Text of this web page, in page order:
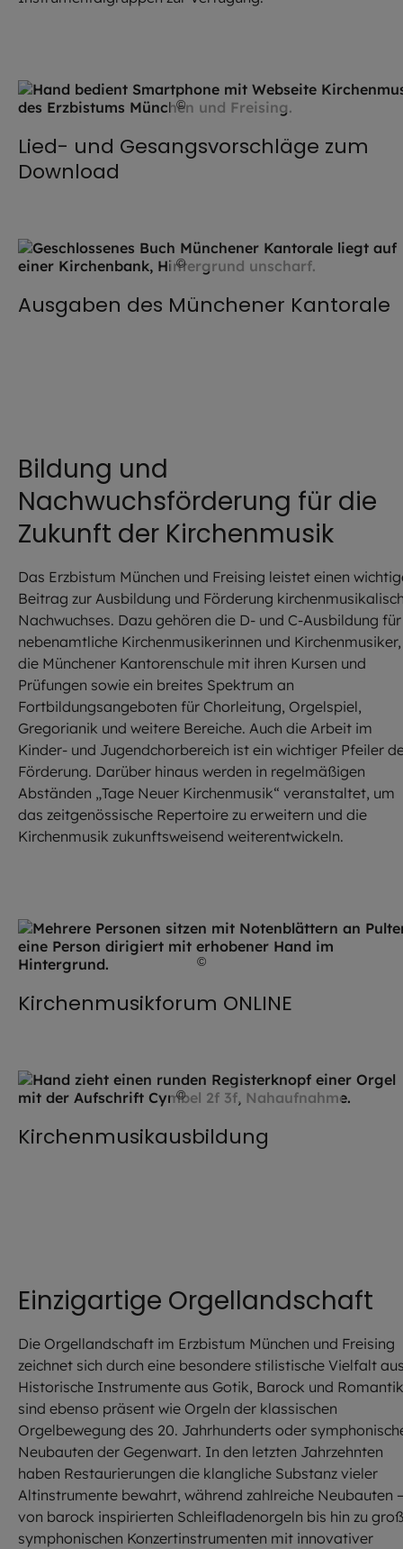
© Hendrik Steffens / EOM
Lied- und Gesangsvorschläge zum
Download
© Hendrik Steffens / EOM
Ausgaben des Münchener Kantorale
Bildung und
Nachwuchsförderung für die
Zukunft der Kirchenmusik
Das Erzbistum München und Freising leistet einen
Beitrag zur Ausbildung und Förderung
Nachwuchses. Dazu gehören die D- und C-Ausbildung für
nebenamtliche Kirchenmusikerinnen und Kirchenmusiker,
die Münchener Kantorenschule mit ihren Kursen und
Prüfungen sowie ein breites Spektrum an
Fortbildungsangeboten für Chorleitung, Orgelspiel,
Gregorianik und weitere Bereiche. Auch die Arbeit im
Kinder- und Jugendchorbereich ist ein wichtiger Pfeiler
Förderung. Darüber hinaus werden in regelmäßigen
Abständen „Tage Neuer Kirchenmusik“ veranstaltet, um
das zeitgenössische Repertoire zu erweitern und die
Kirchenmusik zukunftsweisend weiterentwickeln.
©
Kirchenmusikforum ONLINE
© Hendrik Steffens / EOM
Kirchenmusikausbildung
Einzigartige Orgellandschaft
Die Orgellandschaft im Erzbistum München und Freising
zeichnet sich durch eine besondere stilistische Vielfalt
Historische Instrumente aus Gotik, Barock und Romantik
sind ebenso präsent wie Orgeln der klassischen
Orgelbewegung des 20. Jahrhunderts oder
Neubauten der Gegenwart. In den letzten Jahrzehnten
haben Restaurierungen die klangliche Substanz vieler
Altinstrumente bewahrt, während zahlreiche Neubauten –
von barock inspirierten Schleifladenorgeln bis hin zu
symphonischen Konzertinstrumenten mit innovativer